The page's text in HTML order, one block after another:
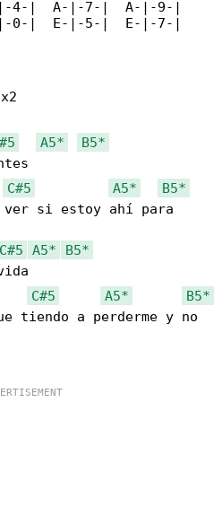
4-|  A-|-7-|  A-|-9-|
0-|  E-|-5-|  E-|-7-|
x2
A5*
B5*
C#5 A5*
B5*
si estoy ahí para
C#5 A5*
B5*
C#5 A5*
B5*
tiendo a perderme y no